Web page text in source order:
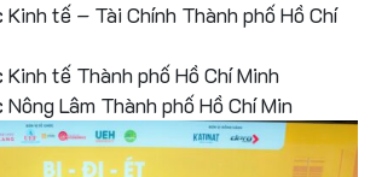
tế – Tài Chính Thành phố Hồ Chí
tế Thành phố Hồ Chí Minh
Lâm Thành phố Hồ Chí Min